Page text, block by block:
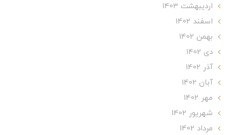
ارديبهشت 1403
اسفند 1402
بهمن 1402
دی 1402
آذر 1402
آبان 1402
مهر 1402
شهریور 1402
مرداد 1402